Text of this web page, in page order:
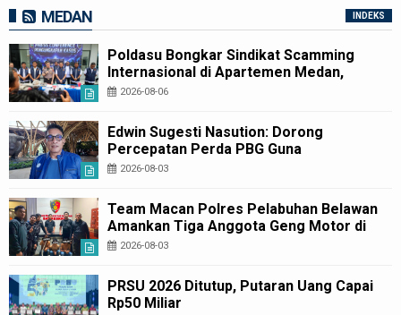
MEDAN INDEKS
Poldasu Bongkar Sindikat Scamming
Internasional di Apartemen Medan,
Korban Rugi Rp6,7 Miliar
2026-08-06
Edwin Sugesti Nasution: Dorong
Percepatan Perda PBG Guna
Penyederhanaan Layanan Cepat dan
2026-08-03
Team Macan Polres Pelabuhan Belawan
Amankan Tiga Anggota Geng Motor di
Marelan Pasar 9
2026-08-03
PRSU 2026 Ditutup, Putaran Uang Capai
Rp50 Miliar